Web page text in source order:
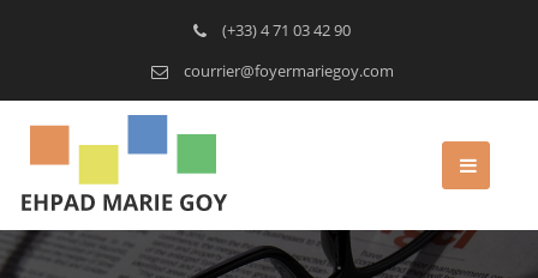
(+33) 4 71 03 42 90
courrier@foyermariegoy.com